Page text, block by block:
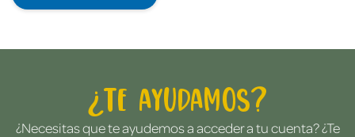
¿Te ayudamos?
¿Necesitas que te ayudemos a acceder a tu cuenta? ¿Te